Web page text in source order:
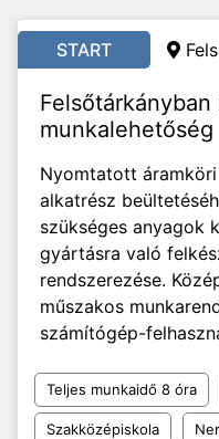
START
Felsőtárkányban
munkalehetőség
Nyomtatott
alkatrész
szükséges anyagok
gyártásra való
rendszerezése.
műszakos
számítógép-
Teljes munkaidő 8 óra
Szakközépiskola